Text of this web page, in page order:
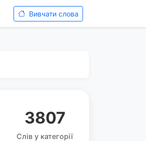
Вивчати слова
3807
Слів у категорії